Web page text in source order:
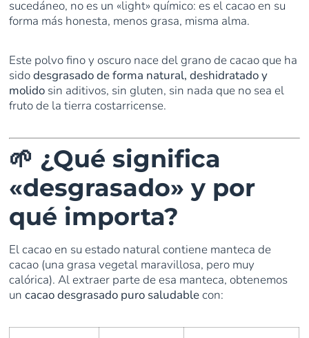
sucedáneo, no es un «light» químico: es el cacao en su
forma más honesta, menos grasa, misma alma.
Este polvo fino y oscuro nace del grano de cacao que ha
sidodesgrasado de forma natural, deshidratado y
molido sin aditivos, sin gluten, sin nada que no sea el
fruto de la tierra costarricense.
🌱 ¿Qué significa
«desgrasado» y por
qué importa?
El cacao en su estado natural contiene manteca de
cacao (una grasa vegetal maravillosa, pero muy
calórica). Al extraer parte de esa manteca, obtenemos
uncacao desgrasado puro saludablecon: